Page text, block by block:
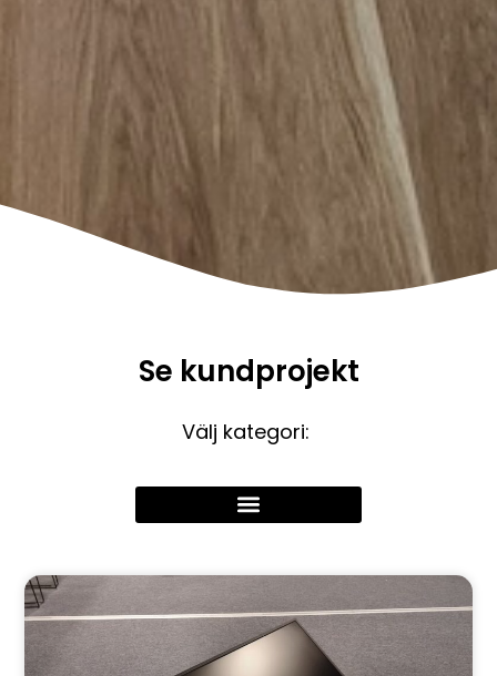
Se kundprojekt
Välj kategori: